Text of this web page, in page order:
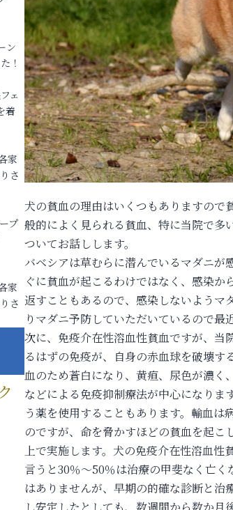
犬の貧血の理由はいくつもありますので
般的によく見られる貧血、特に当院で多
ついてお話しします。
バベシアは草むらに潜んでいるマダニが
ぐに貧血が起こるわけではなく、感染
返すこともあるので、感染しないようマ
りマダニ予防していただいているので最
次に、免疫介在性溶血性貧血ですが、当
るはずの免疫が、自身の赤血球を破壊
血のため蒼白になり、黄疸、尿色が濃く
などによる免疫抑制療法が中心になりま
う薬を使用することもあります。輸血
のですが、命を脅かすほどの貧血を起
上で実施します。犬の免疫介在性溶血
言うと30％～50％は治療の甲斐なく亡
はありませんが、早期の的確な診断と
ン
！
ェ
着
家
さ
プ
家
さ